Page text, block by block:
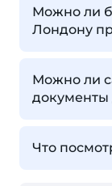
Можно ли
Лондону
Можно ли
документы
Что